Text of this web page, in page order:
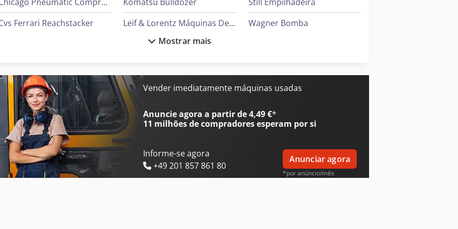
Ferrari Reachstacker
Doppstadt Shredder
Gea Decantador
Leif & Lorentz Máquinas De Escovar
Liebherr Grua
Mitsubishi Ar Condicionado
Mixaco Mixer
Wagner Bomba
Mostrar mais
Vender imediatamente máquinas usadas
Anuncie agora a partir de 4,49 €*
11 milhões de compradoresesperam por si
Informe-se agora
+49 201 857 861 80
Anunciar agora
*por anúncio/mês